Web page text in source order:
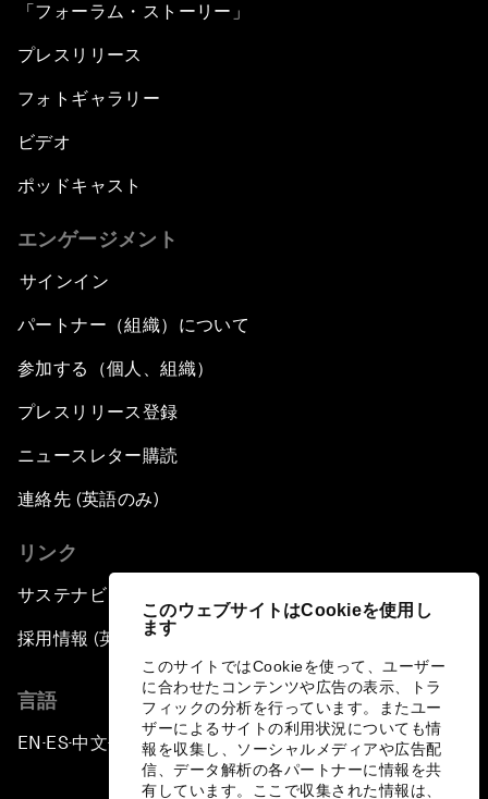
このウェブサイトはCookieを使用し
ます
このサイトではCookieを使って、ユーザー
に合わせたコンテンツや広告の表示、トラ
フィックの分析を行っています。またユー
ザーによるサイトの利用状況についても情
報を収集し、ソーシャルメディアや広告配
信、データ解析の各パートナーに情報を共
有しています。ここで収集された情報は、
「フォーラム・ストーリー」
プレスリリース
フォトギャラリー
ビデオ
ポッドキャスト
エンゲージメント
サインイン
パートナー（組織）について
参加する（個人、組織）
プレスリリース登録
ニュースレター購読
連絡先 (英語のみ)
リンク
サステナビリティへの取り組み
採用情報 (英語のみ)
言語
EN ▪ES▪中文▪ 日本語